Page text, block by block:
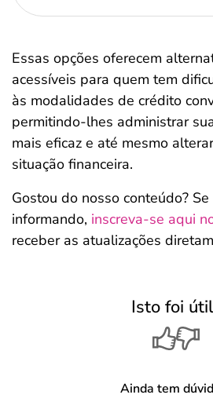
Essas opções oferecem
acessíveis para quem tem
às modalidades de crédito
permitindo-lhes administrar
mais eficaz e até mesmo
situação financeira.
Gostou do nosso conteúdo?
informando, inscreva-se aqui
receber as atualizações
Isto foi
Ainda tem